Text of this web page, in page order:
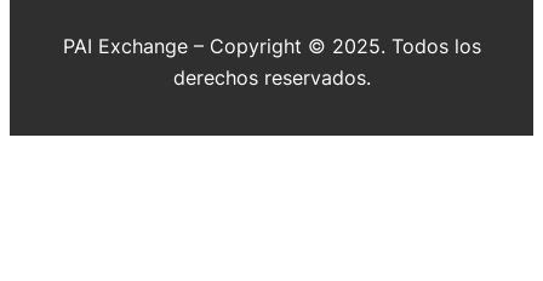
PAI Exchange – Copyright © 2025. Todos los
derechos reservados.